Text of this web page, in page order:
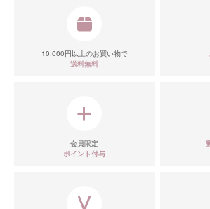
10,000円以上のお買い物で
送料無料
会員限定
ポイント付与